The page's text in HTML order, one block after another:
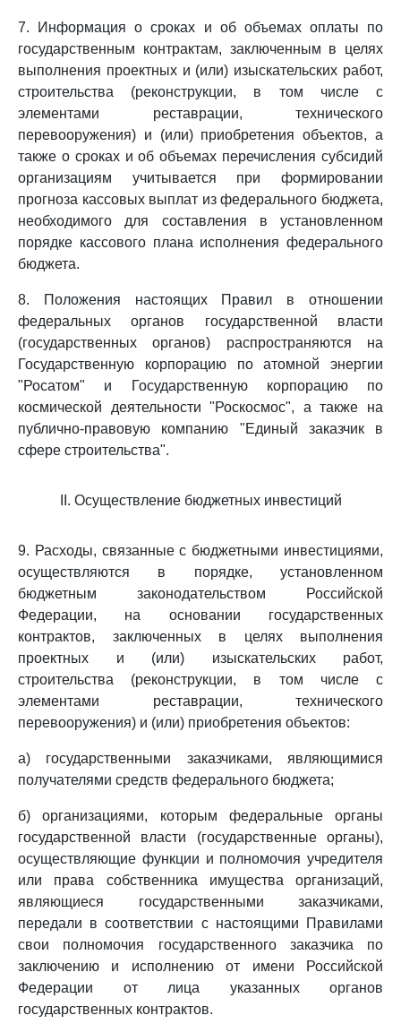
7. Информация о сроках и об объемах оплаты по
государственным контрактам, заключенным в целях
выполнения проектных и (или) изыскательских работ,
строительства (реконструкции, в том числе с
элементами реставрации, технического
перевооружения) и (или) приобретения объектов, а
также о сроках и об объемах перечисления субсидий
организациям учитывается при формировании
прогноза кассовых выплат из федерального бюджета,
необходимого для составления в установленном
порядке кассового плана исполнения федерального
бюджета.
8. Положения настоящих Правил в отношении
федеральных органов государственной власти
(государственных органов) распространяются на
Государственную корпорацию по атомной энергии
"Росатом" и Государственную корпорацию по
космической деятельности "Роскосмос", а также на
публично-правовую компанию "Единый заказчик в
сфере строительства".
II. Осуществление бюджетных инвестиций
9. Расходы, связанные с бюджетными инвестициями,
осуществляются в порядке, установленном
бюджетным законодательством Российской
Федерации, на основании государственных
контрактов, заключенных в целях выполнения
проектных и (или) изыскательских работ,
строительства (реконструкции, в том числе с
элементами реставрации, технического
перевооружения) и (или) приобретения объектов:
а) государственными заказчиками, являющимися
получателями средств федерального бюджета;
б) организациями, которым федеральные органы
государственной власти (государственные органы),
осуществляющие функции и полномочия учредителя
или права собственника имущества организаций,
являющиеся государственными заказчиками,
передали в соответствии с настоящими Правилами
свои полномочия государственного заказчика по
заключению и исполнению от имени Российской
Федерации от лица указанных органов
государственных контрактов.